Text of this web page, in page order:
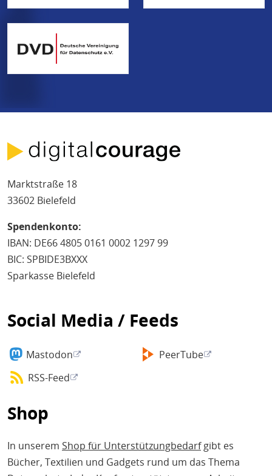
Marktstraße 18
33602 Bielefeld
Spendenkonto:
IBAN: DE66 4805 0161 0002 1297 99
BIC: SPBIDE3BXXX
Sparkasse Bielefeld
Social Media / Feeds
Mastodon
PeerTube
RSS-Feed
Shop
In unserem Shop für Unterstützungbedarfgibt es
Bücher, Textilien und Gadgets rund um das Thema